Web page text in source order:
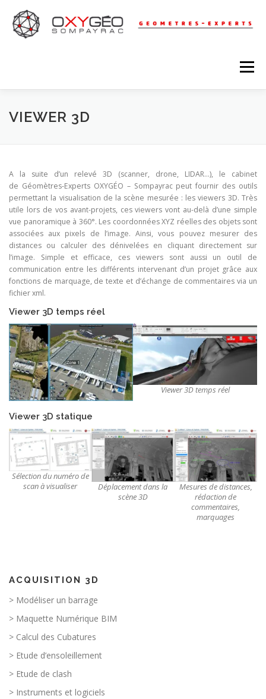
contenu
Menu
RÉSEAUX ACQUISITION 3D
URBANISME COPROPRIÉTÉ
VIEWER 3D
A la suite d’un relevé 3D (scanner, drone, LIDAR…), le cabinet
de Géomètres-Experts OXYGÉO – Sompayrac peut fournir des outils
permettant la visualisation de la scène mesurée : les viewers 3D. Très
utile lors de vos avant-projets, ces viewers vont au-delà d’une simple
vue panoramique à 360°. Les coordonnées XYZ réelles des objets sont
associées aux pixels de l’image. Ainsi, vous pouvez mesurer des
distances ou calculer des dénivelées en cliquant directement sur
l’image. Simple et efficace, ces viewers sont aussi un outil de
communication entre les différents intervenant d’un projet grâce aux
fonctions de marquage, de texte et d’échange de commentaires via un
fichier xml.
Viewer 3D temps réel
Viewer 3D temps réel
Viewer 3D statique
Sélection du numéro de
scan à visualiser
Déplacement dans la
scène 3D
Mesures de distances,
rédaction de
commentaires,
marquages
ACQUISITION 3D
> Modéliser un barrage
> Maquette Numérique BIM
> Calcul des Cubatures
> Etude d’ensoleillement
> Etude de clash
> Instruments et logiciels